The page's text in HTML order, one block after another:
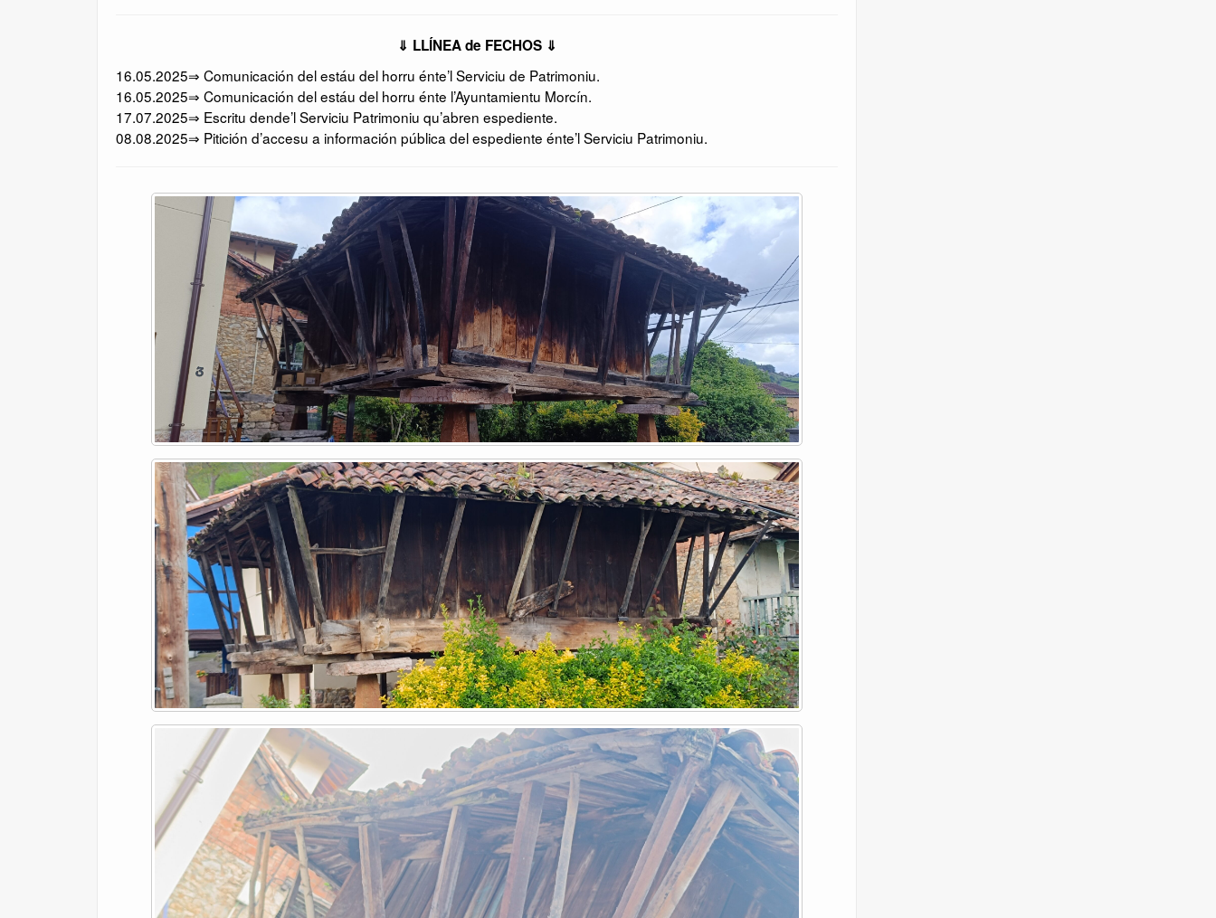
⇓ LLÍNEA de FECHOS ⇓
16.05.2025⇒ Comunicación del estáu del horru énte’l Serviciu de Patrimoniu.
16.05.2025⇒ Comunicación del estáu del horru énte l’Ayuntamientu Morcín.
17.07.2025⇒ Escritu dende’l Serviciu Patrimoniu qu’abren espediente.
08.08.2025⇒ Pitición d’accesu a información pública del espediente énte’l Serviciu Patrimoniu.